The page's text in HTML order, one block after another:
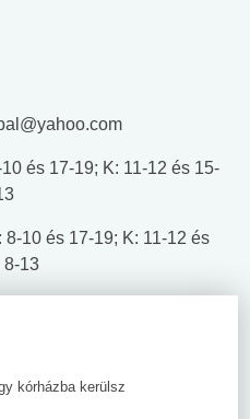
10 és 17-19; K: 11-12 és 15-
8-10 és 17-19; K: 11-12 és
8-13
kórházba kerülsz